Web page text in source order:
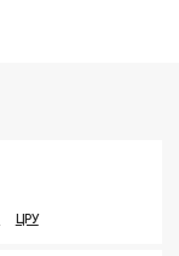
ЦРУ